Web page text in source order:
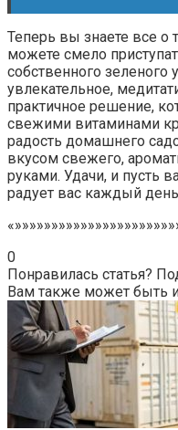
Теперь вы знаете все о
можете смело
собственного зеленого
увлекательное,
практичное решение,
свежими витаминами
радость домашнего
вкусом свежего,
руками. Удачи, и пусть
радует вас каждый
0
Понравилась статья?
Вам также может быть